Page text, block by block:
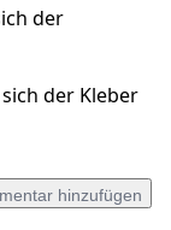
der
der Kleber
hinzufügen